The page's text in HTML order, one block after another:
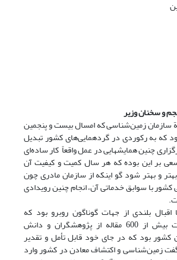
و سخنان وزیر
سازمان زمین‌شناسی که امسال بیست و پنجمین
که به رکوردی در گردهمایی‌های کشور تبدیل
چنین همایشهایی در عمل واقعاً کار ساده‌ای
بر این بوده که هر سال کمیت و کیفیت آن
و بهتر شود گو اینکه از سازمان مادری چون
با سوابق خدماتی آن، انجام چنین رویدادی
اقبال بلندی از جهات گوناگون روبرو بود که
مهم‌ترین آن دریافت بیش از 600 مقاله از پژوهشگران و دانش
کشور بود که در جای خود قابل تأمل و تقدیر
زمین‌شناسی و اکتشاف معادن در کشور وارد